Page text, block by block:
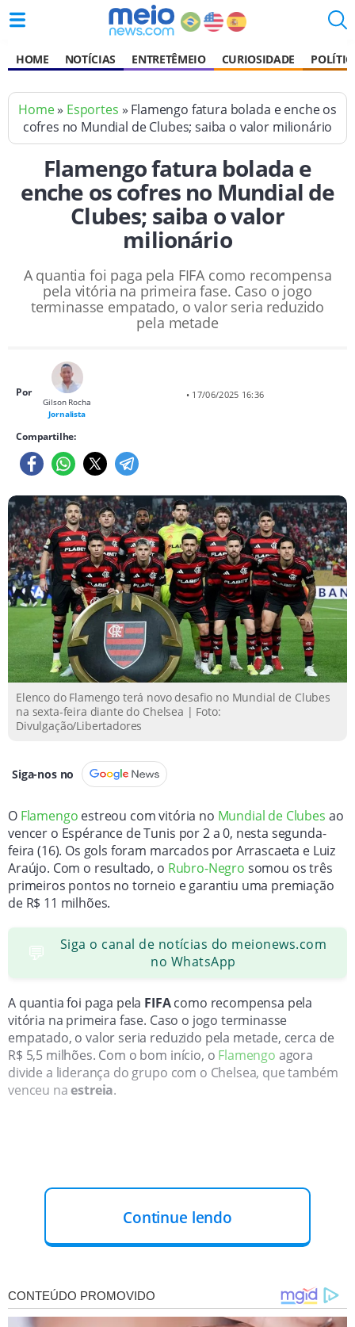
HOME NOTÍCIAS ENTRETÊMEIO CURIOSIDADE
Home» Esportes » Flamengo fatura bolada e enche os
cofres no Mundial de Clubes; saiba o valor milionário
Flamengo fatura bolada e
enche os cofres no Mundial de
Clubes; saiba o valor
milionário
A quantia foi paga pela FIFA como recompensa
pela vitória na primeira fase. Caso o jogo
terminasse empatado, o valor seria reduzido
pela metade
Por
Gilson Rocha
Jornalista
• 17/06/2025 16:36
Compartilhe:
Elenco do Flamengo terá novo desafio no Mundial de Clubes
na sexta-feira diante do Chelsea | Foto:
Divulgação/Libertadores
Siga-nos no
O Flamengo estreou com vitória no Mundial de Clubes ao
vencer o Espérance de Tunis por 2 a 0, nesta segunda-
feira (16). Os gols foram marcados por Arrascaeta e Luiz
Araújo. Com o resultado, o Rubro-Negro somou os três
primeiros pontos no torneio e garantiu uma premiação
de R$ 11 milhões.
💬
Siga o canal de notícias do meionews.com
no WhatsApp
A quantia foi paga pela FIFAcomo recompensa pela
vitória na primeira fase. Caso o jogo terminasse
empatado, o valor seria reduzido pela metade, cerca de
R$ 5,5 milhões. Com o bom início, o Flamengo agora
divide a liderança do grupo com o Chelsea, que também
venceu naestreia.
Continue lendo